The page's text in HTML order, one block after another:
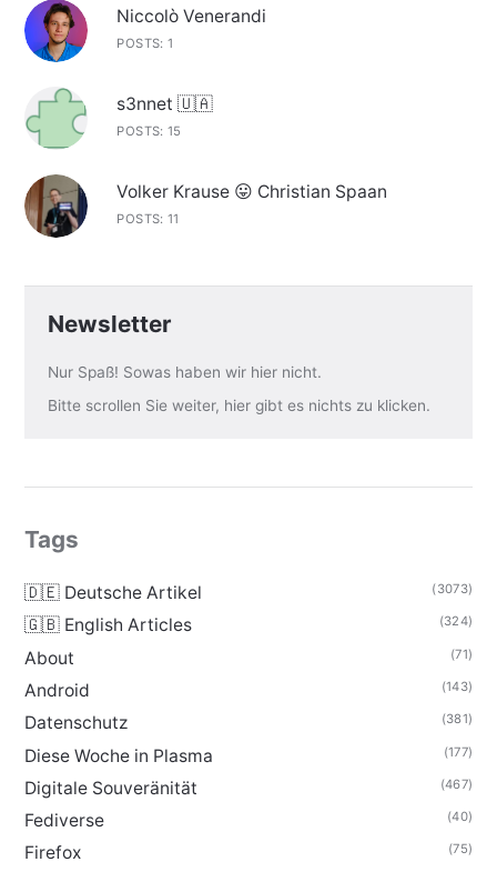
Niccolò Venerandi
POSTS: 1
s3nnet 🇺🇦
POSTS: 15
Volker Krause 😛 Christian Spaan
POSTS: 11
Newsletter
Nur Spaß! Sowas haben wir hier nicht.
Bitte scrollen Sie weiter, hier gibt es nichts zu klicken.
Tags
🇩🇪 Deutsche Artikel (3073)
🇬🇧 English Articles (324)
About (71)
Android (143)
Datenschutz (381)
Diese Woche in Plasma (177)
Digitale Souveränität (467)
Fediverse (40)
Firefox (75)